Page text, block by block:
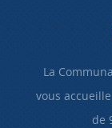
La
vous
de